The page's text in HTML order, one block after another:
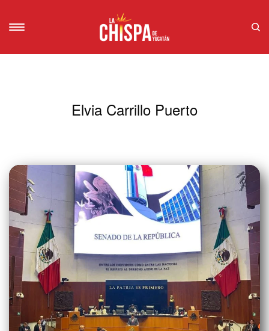
Elvia Carrillo Puerto